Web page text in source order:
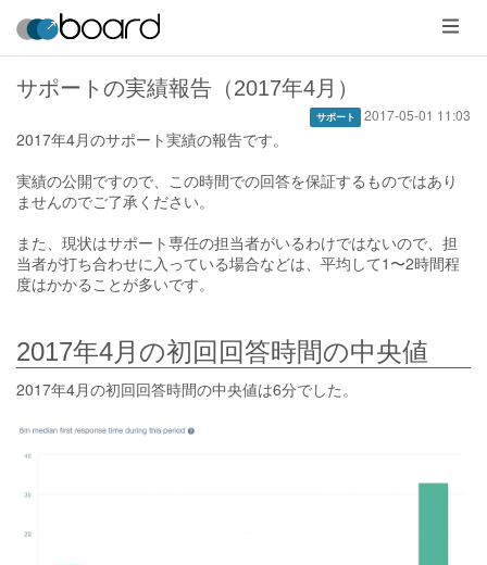
メ
ニ
ュ
ー
サポートの実績報告（2017年4月）
サポート 2017-05-01 11:03
2017年4月のサポート実績の報告です。
実績の公開ですので、この時間での回答を保証するものではあり
ませんのでご了承ください。
また、現状はサポート専任の担当者がいるわけではないので、担
当者が打ち合わせに入っている場合などは、平均して1〜2時間程
度はかかることが多いです。
2017年4月の初回回答時間の中央値
2017年4月の初回回答時間の中央値は6分でした。